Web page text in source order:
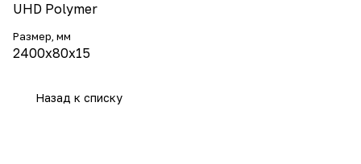
UHD Polymer
Размер, мм
2400x80x15
Назад к списку